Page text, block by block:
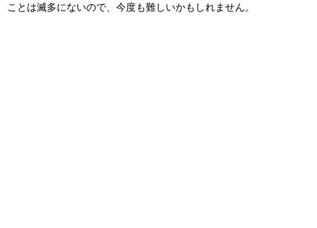
ことは滅多にないので、今度も難しいかもしれません。